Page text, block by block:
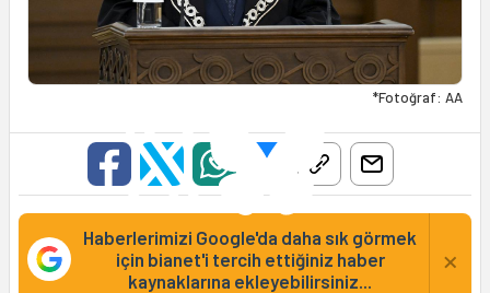
*Fotoğraf: AA
Haberlerimizi Google'da daha sık görmek
için bianet'i tercih ettiğiniz haber
kaynaklarına ekleyebilirsiniz...
×